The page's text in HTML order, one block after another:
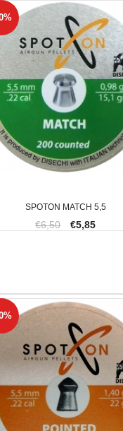
150 ML FX IMPACT
€2.300,00
-8.11%
BERSAGLI
€9,00
SPOTON MATCH 5,5
€6,50 €5,85